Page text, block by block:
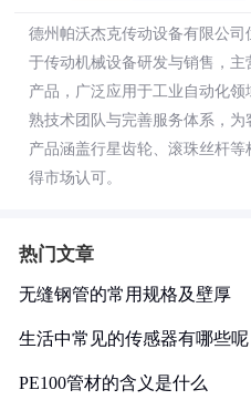
德州帕沃杰克传动设备有限公
于传动机械设备研发与销售，
产品，广泛应用于工业自动化
熟技术团队与完善服务体系，为
产品涵盖行星齿轮、滚珠丝杆
得市场认可。
热门文章
无缝钢管的常用规格及壁厚
生活中常见的传感器有哪些呢
PE100管材的含义是什么